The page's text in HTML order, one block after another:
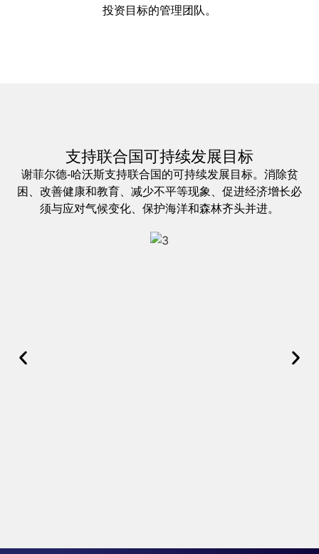
投资目标的管理团队。
支持联合国可持续发展目标
谢菲尔德-哈沃斯支持联合国的可持续发展目标。消除贫
困、改善健康和教育、减少不平等现象、促进经济增长必
须与应对气候变化、保护海洋和森林齐头并进。